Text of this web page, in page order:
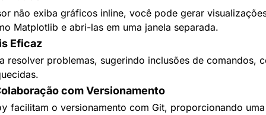
não exiba gráficos inline, você pode gerar
Matplotlib e abri-las em uma janela separada.
Eficaz
resolver problemas, sugerindo inclusões de comandos,
com Versionamento
facilitam o versionamento com Git, proporcionando